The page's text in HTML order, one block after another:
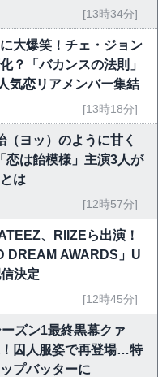
[13時34分]
大爆笑！チェ・ジョン
？「バカンスの法則」
気恋リアメンバー集結
[13時18分]
（ヨッ）のように甘く
は飴模様」主演3人が
は
[12時57分]
、RIIZEら出演！
DREAM AWARDS」U
決定
[12時45分]
ーズン1最終黒幕クァ
囚人服姿で再登場…特
プバッターに